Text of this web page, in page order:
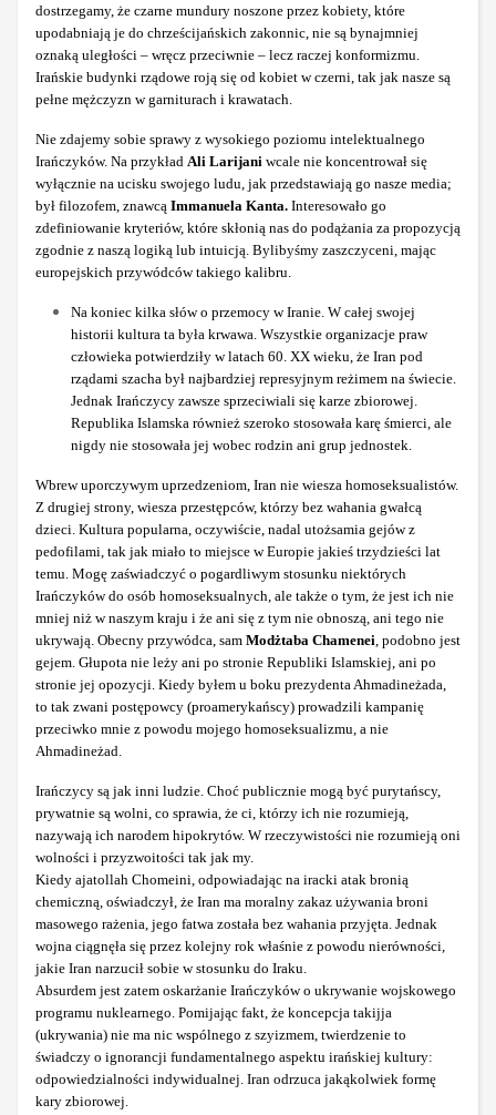
dostrzegamy, że czarne mundury noszone przez kobiety, które
upodabniają je do chrześcijańskich zakonnic, nie są bynajmniej
oznaką uległości – wręcz przeciwnie – lecz raczej konformizmu.
Irańskie budynki rządowe roją się od kobiet w czerni, tak jak nasze są
pełne mężczyzn w garniturach i krawatach.
Nie zdajemy sobie sprawy z wysokiego poziomu intelektualnego
Irańczyków. Na przykład Ali Larijani wcale nie koncentrował się
wyłącznie na ucisku swojego ludu, jak przedstawiają go nasze media;
był filozofem, znawcą Immanuela Kanta. Interesowało go
zdefiniowanie kryteriów, które skłonią nas do podążania za propozycją
zgodnie z naszą logiką lub intuicją. Bylibyśmy zaszczyceni, mając
europejskich przywódców takiego kalibru.
Na koniec kilka słów o przemocy w Iranie. W całej swojej
historii kultura ta była krwawa. Wszystkie organizacje praw
człowieka potwierdziły w latach 60. XX wieku, że Iran pod
rządami szacha był najbardziej represyjnym reżimem na świecie.
Jednak Irańczycy zawsze sprzeciwiali się karze zbiorowej.
Republika Islamska również szeroko stosowała karę śmierci, ale
nigdy nie stosowała jej wobec rodzin ani grup jednostek.
Wbrew uporczywym uprzedzeniom, Iran nie wiesza homoseksualistów.
Z drugiej strony, wiesza przestępców, którzy bez wahania gwałcą
dzieci. Kultura popularna, oczywiście, nadal utożsamia gejów z
pedofilami, tak jak miało to miejsce w Europie jakieś trzydzieści lat
temu. Mogę zaświadczyć o pogardliwym stosunku niektórych
Irańczyków do osób homoseksualnych, ale także o tym, że jest ich nie
mniej niż w naszym kraju i że ani się z tym nie obnoszą, ani tego nie
ukrywają. Obecny przywódca, sam Modżtaba Chamenei , podobno jest
gejem. Głupota nie leży ani po stronie Republiki Islamskiej, ani po
stronie jej opozycji. Kiedy byłem u boku prezydenta Ahmadineżada,
to tak zwani postępowcy (proamerykańscy) prowadzili kampanię
przeciwko mnie z powodu mojego homoseksualizmu, a nie
Ahmadineżad.
Irańczycy są jak inni ludzie. Choć publicznie mogą być purytańscy,
prywatnie są wolni, co sprawia, że ci, którzy ich nie rozumieją,
nazywają ich narodem hipokrytów. W rzeczywistości nie rozumieją oni
wolności i przyzwoitości tak jak my.
Kiedy ajatollah Chomeini, odpowiadając na iracki atak bronią
chemiczną, oświadczył, że Iran ma moralny zakaz używania broni
masowego rażenia, jego fatwa została bez wahania przyjęta. Jednak
wojna ciągnęła się przez kolejny rok właśnie z powodu nierówności,
jakie Iran narzucił sobie w stosunku do Iraku.
Absurdem jest zatem oskarżanie Irańczyków o ukrywanie wojskowego
programu nuklearnego. Pomijając fakt, że koncepcja takijja
(ukrywania) nie ma nic wspólnego z szyizmem, twierdzenie to
świadczy o ignorancji fundamentalnego aspektu irańskiej kultury:
odpowiedzialności indywidualnej. Iran odrzuca jakąkolwiek formę
kary zbiorowej.